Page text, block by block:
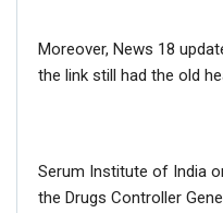
Moreover, News 18
the link still had the old
Serum Institute of India
the Drugs Controller